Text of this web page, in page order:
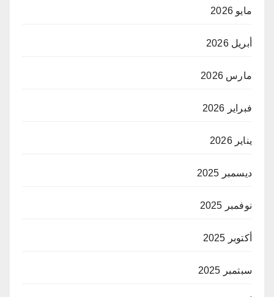
مايو 2026
أبريل 2026
مارس 2026
فبراير 2026
يناير 2026
ديسمبر 2025
نوفمبر 2025
أكتوبر 2025
سبتمبر 2025